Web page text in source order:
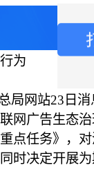
为
网站23日消
网广告生态
点任务》，
时决定开展